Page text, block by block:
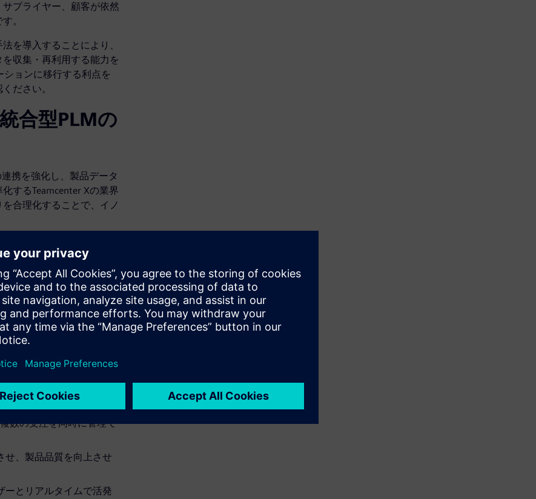
プライヤー、顧客が依然
。
を導入することにより、
収集・再利用する能力を
ションに移行する利点を
ださい。
合型PLMの
携を強化し、製品データ
するTeamcenter Xの業界
合理化することで、イノ
ーションは、製品定義
リティを改善することに
そのため、顧客からの変
性が高まります。すべて
クセスできる状態にある
ラーが削減されます。
メンスの
ます
数の受注を同時に管理で
せ、製品品質を向上させ
ーとリアルタイムで活発